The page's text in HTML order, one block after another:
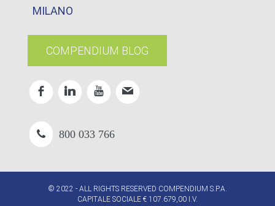
MILANO
COMPENDIUM BLOG
800 033 766
© 2022 - ALL RIGHTS RESERVED COMPENDIUM S.P.A.
CAPITALE SOCIALE € 107.679,00 I.V.